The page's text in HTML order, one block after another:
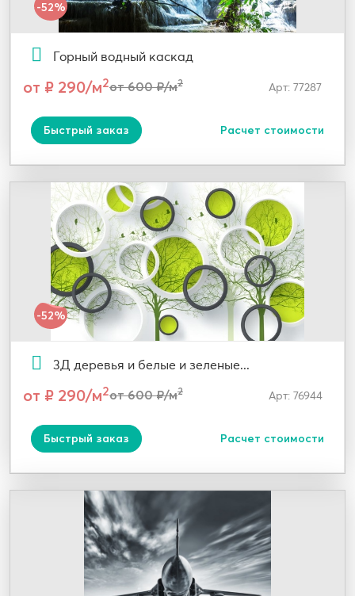
-52%
Горный водный каскад
от ₽ 290/м2от 600 ₽/м2 Арт: 77287
Быстрый заказ Расчет стоимости
-52%
3Д деревья и белые и зеленые...
от ₽ 290/м2от 600 ₽/м2 Арт: 76944
Быстрый заказ Расчет стоимости